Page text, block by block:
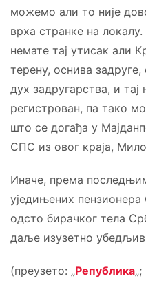
можемо али то није
врха странке на
немате тај утисак али
терену, оснива
дух задругарства, и
регистрован, па тако
што се догађа у
СПС из овог краја,
Иначе, према
уједињених
одсто бирачког тела
даље изузетно
(преузето: „Република